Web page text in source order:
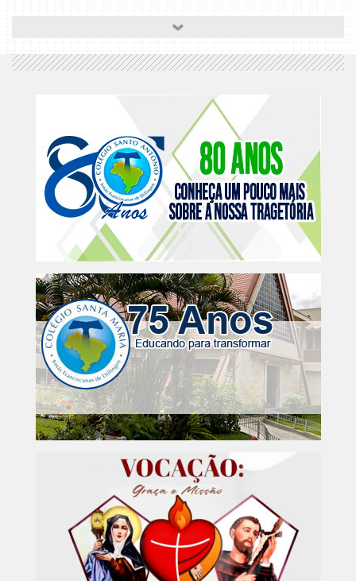
05
MAIO
Vestibulum feugiat vulputate ex, ut viverra mi dictum sed.
Sed cursus id nunc sed consequat. Pellentesque lobortis